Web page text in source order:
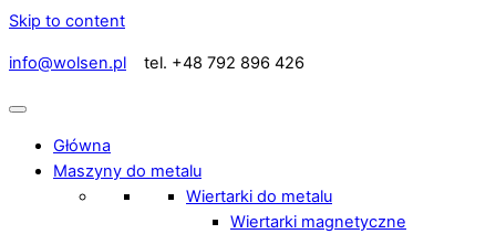
Skip to content
info@wolsen.pl tel. +48 792 896 426
Główna
Maszyny do metalu
Wiertarki do metalu
Wiertarki magnetyczne